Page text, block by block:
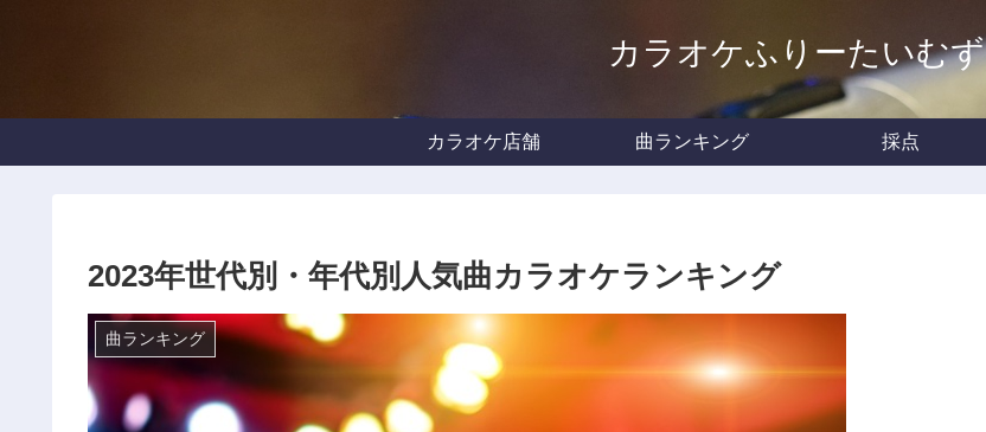
カラオケふりーたいむず
カラオケ店舗 曲ランキング 採点
2023年世代別・年代別人気曲カラオケランキング
曲ランキング